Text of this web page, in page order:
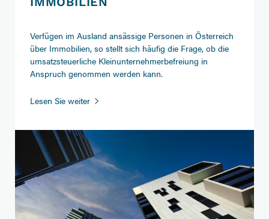
Verfügen im Ausland ansässige Personen in Österreich
über Immobilien, so stellt sich häufig die Frage, ob die
umsatzsteuerliche Kleinunternehmerbefreiung in
Anspruch genommen werden kann.
Lesen Sie weiterKleinunternehmerbefreiung
Immobilien